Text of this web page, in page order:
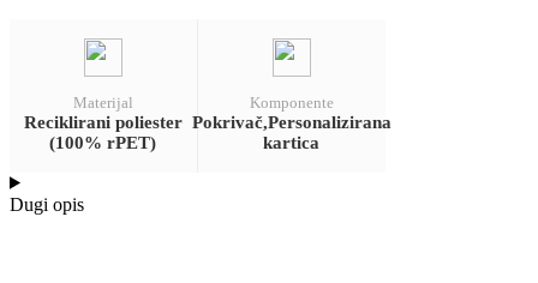
Materijal
Reciklirani poliester
(100% rPET)
Komponente
Pokrivač,Personalizirana
kartica
Dugi opis